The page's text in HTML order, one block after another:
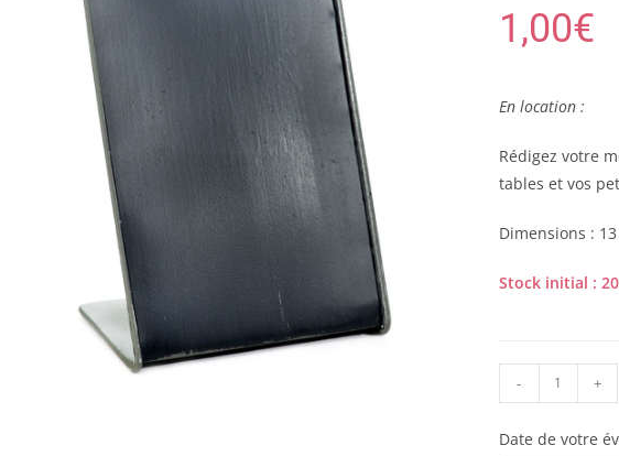
1,00€
En location :
Rédigez votre
tables et vos
Dimensions :
Stock initial : 20
- +
Date de votre